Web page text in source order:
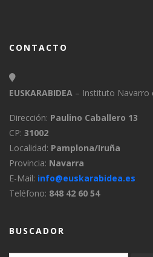
CONTACTO
EUSKARABIDEA – Instituto Navarro
Dirección: Paulino Caballero 13
CP: 31002
Localidad: Pamplona/Iruña
Provincia: Navarra
E-Mail: info@euskarabidea.es
Teléfono: 848 42 60 54
BUSCADOR